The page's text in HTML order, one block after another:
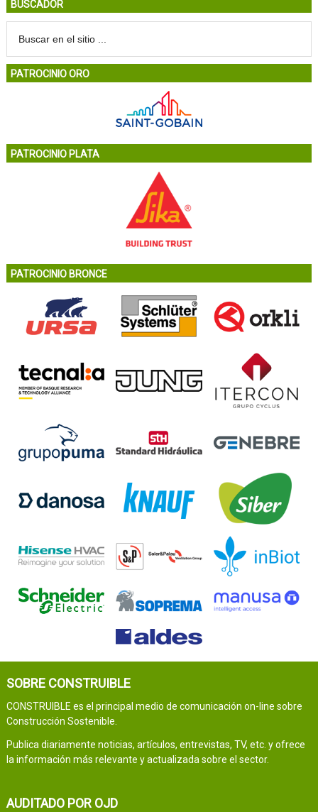
BUSCADOR
PATROCINIO ORO
PATROCINIO PLATA
PATROCINIO BRONCE
SOBRE CONSTRUIBLE
CONSTRUIBLE es el principal medio de comunicación on-line sobre
Construcción Sostenible.
Publica diariamente noticias, artículos, entrevistas, TV, etc. y ofrece
la información más relevante y actualizada sobre el sector.
AUDITADO POR OJD